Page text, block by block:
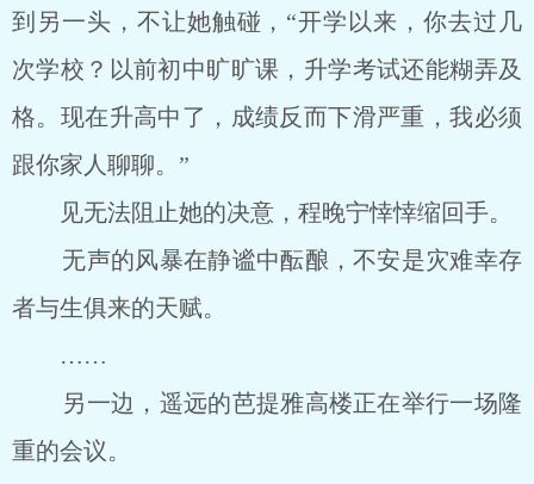
到另一头，不让她触碰，“开学以来，你去过几
次学校？以前初中旷旷课，升学考试还能糊弄及
格。现在升高中了，成绩反而下滑严重，我必须
跟你家人聊聊。”
见无法阻止她的决意，程晚宁悻悻缩回手。
无声的风暴在静谧中酝酿，不安是灾难幸存
者与生俱来的天赋。
……
另一边，遥远的芭提雅高楼正在举行一场隆
重的会议。